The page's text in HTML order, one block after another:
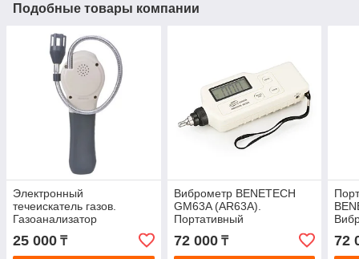
Подобные товары компании
Электронный
течеискатель газов.
Газоанализатор
портативный. Детектор
горючих газов - GM8800A
25 000 ₸
Виброметр BENETECH
GM63A (AR63A).
Портативный
виброанализатор
72 000₸ 72